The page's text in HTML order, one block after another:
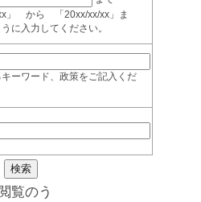
」 から 「20xx/xx/xx」ま
に入力してください。
ーワード、政策をご記入くだ
覧のう